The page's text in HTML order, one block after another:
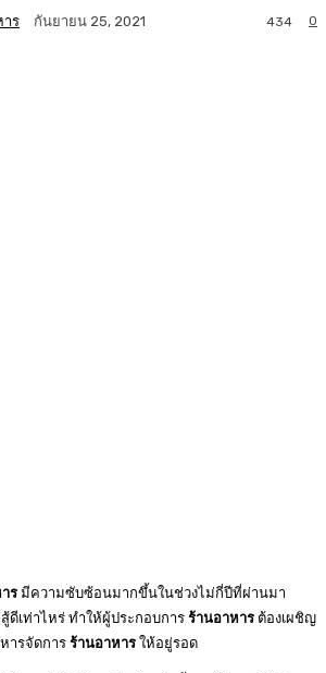
าร กันยายน 25, 2021 0
434
ร มีความซับซ้อนมากขึ้นในช่วงไม่กี่ปีที่ผ่านมา
ดีเท่าไหร่ ทำให้ผู้ประกอบการ ร้านอาหาร ต้องเผชิญ
ารจัดการ ร้านอาหาร ให้อยู่รอด